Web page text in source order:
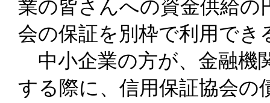
業の皆さんへの資金供給の
会の保証を別枠で利用で
中小企業の方が、金融機
する際に、信用保証協会の